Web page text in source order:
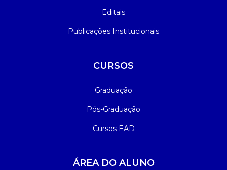
Editais
Publicações Institucionais
CURSOS
Graduação
Pós-Graduação
Cursos EAD
ÁREA DO ALUNO